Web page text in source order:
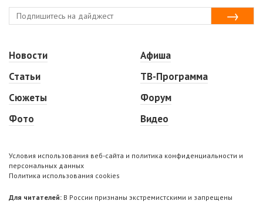
Новости
Статьи
Сюжеты
Фото
Афиша
ТВ-Программа
Форум
Видео
Условия использования веб-сайта и политика конфиденциальности и
персональных данных
Политика использования cookies
Для читателей: В России признаны экстремистскими и запрещены